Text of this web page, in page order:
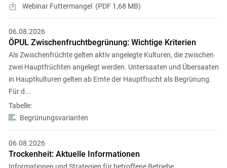
Webinar Futtermangel
PDF 1,68 MB
ÖPUL Zwischenfruchtbegrünung: Wichtige Kriterien
Als Zwischenfrüchte gelten aktiv angelegte Kulturen, die zwischen
zwei Hauptfrüchten angelegt werden. Untersaaten und Übersaaten
in Hauptkulturen gelten ab Ernte der Hauptfrucht als Begrünung.
Für d...
Tabelle:
Begrünungsvarianten
06.08.2026
Trockenheit: Aktuelle Informationen
06.08.2026